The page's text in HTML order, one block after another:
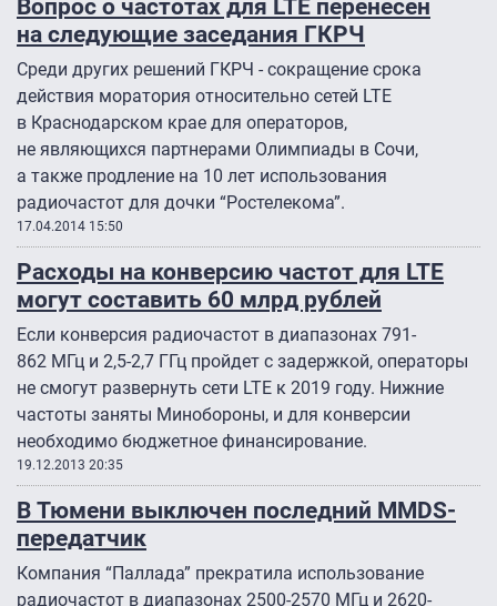
Вопрос о частотах для LTE перенесен
на следующие заседания ГКРЧ
Среди других решений ГКРЧ - сокращение срока
действия моратория относительно сетей LTE
в Краснодарском крае для операторов,
не являющихся партнерами Олимпиады в Сочи,
а также продление на 10 лет использования
радиочастот для дочки “Ростелекома”.
17.04.2014 15:50
Расходы на конверсию частот для LTE
могут составить 60 млрд рублей
Если конверсия радиочастот в диапазонах 791-
862 МГц и 2,5-2,7 ГГц пройдет с задержкой, операторы
не смогут развернуть сети LTE к 2019 году. Нижние
частоты заняты Минобороны, и для конверсии
необходимо бюджетное финансирование.
19.12.2013 20:35
В Тюмени выключен последний MMDS-
передатчик
Компания “Паллада” прекратила использование
радиочастот в диапазонах 2500-2570 МГц и 2620-